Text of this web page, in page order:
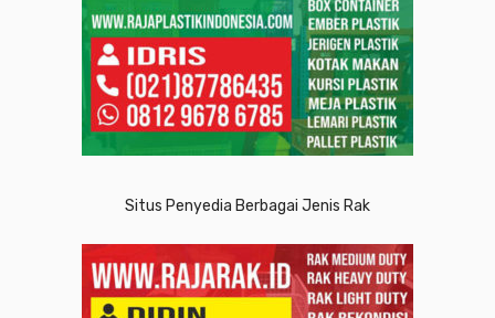
Situs Penyedia Berbagai Jenis Rak